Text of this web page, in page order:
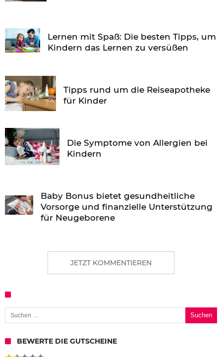
Lernen mit Spaß: Die besten Tipps, um
Kindern das Lernen zu versüßen
Tipps rund um die Reiseapotheke
für Kinder
Die Symptome von Allergien bei
Kindern
Baby Bonus bietet gesundheitliche
Vorsorge und finanzielle Unterstützung
für Neugeborene
JETZT KOMMENTIEREN
Suchen nach:
BEWERTE DIE GUTSCHEINE